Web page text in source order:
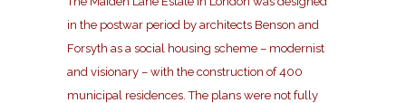
in the postwar period by architects Benson and
Forsyth as a social housing scheme – modernist
and visionary – with the construction of 400
municipal residences. The plans were not fully